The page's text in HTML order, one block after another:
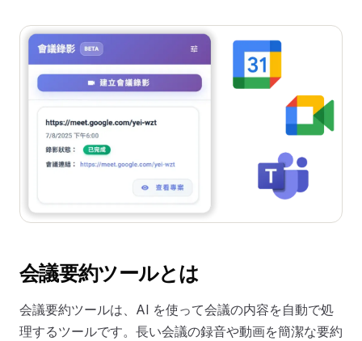
会議要約ツールとは
会議要約ツールは、AI を使って会議の内容を自動で処
理するツールです。長い会議の録音や動画を簡潔な要約